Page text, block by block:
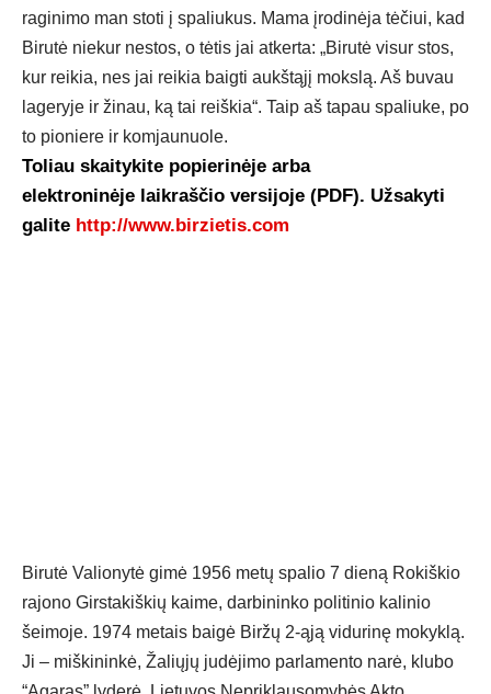
raginimo man stoti į spaliukus. Mama įrodinėja tėčiui, kad
Birutė niekur nestos, o tėtis jai atkerta: „Birutė visur stos,
kur reikia, nes jai reikia baigti aukštąjį mokslą. Aš buvau
lageryje ir žinau, ką tai reiškia“. Taip aš tapau spaliuke, po
to pioniere ir komjaunuole.
Toliau skaitykite popierinėje arba
elektroninėje laikraščio versijoje (PDF). Užsakyti
galite http://www.birzietis.com
Birutė Valionytė gimė 1956 metų spalio 7 dieną Rokiškio
rajono Girstakiškių kaime, darbininko politinio kalinio
šeimoje. 1974 metais baigė Biržų 2-ąją vidurinę mokyklą.
Ji – miškininkė, Žaliųjų judėjimo parlamento narė, klubo